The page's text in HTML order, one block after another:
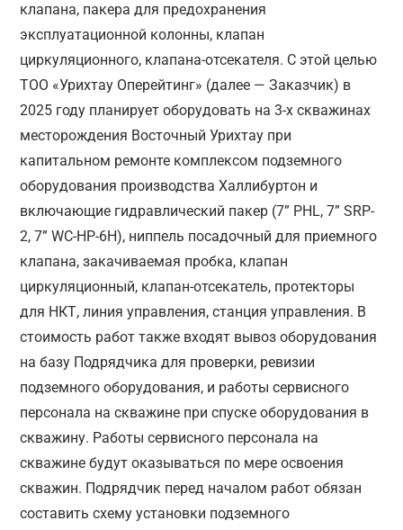
клапана, пакера для предохранения
эксплуатационной колонны, клапан
циркуляционного, клапана-отсекателя. С этой целью
ТОО «Урихтау Оперейтинг» (далее — Заказчик) в
2025 году планирует оборудовать на 3-х скважинах
месторождения Восточный Урихтау при
капитальном ремонте комплексом подземного
оборудования производства Халлибуртон и
включающие гидравлический пакер (7” PHL, 7” SRP-
2, 7” WC-HP-6H), ниппель посадочный для приемного
клапана, закачиваемая пробка, клапан
циркуляционный, клапан-отсекатель, протекторы
для НКТ, линия управления, станция управления. В
стоимость работ также входят вывоз оборудования
на базу Подрядчика для проверки, ревизии
подземного оборудования, и работы сервисного
персонала на скважине при спуске оборудования в
скважину. Работы сервисного персонала на
скважине будут оказываться по мере освоения
скважин. Подрядчик перед началом работ обязан
составить схему установки подземного